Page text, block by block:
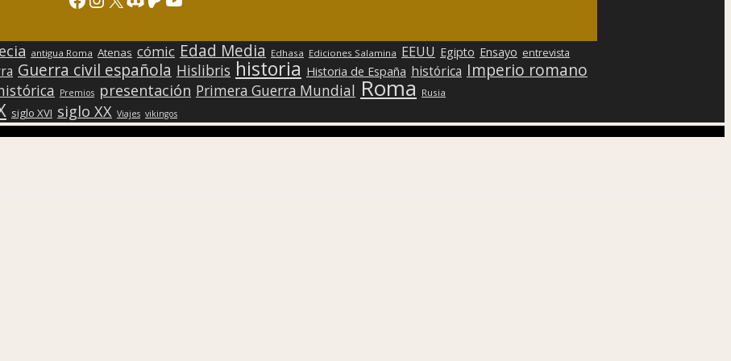
antigua Roma Atenas cómic Edad Media Edhasa Ediciones Salamina EEUU Egipto Ensayo entrevista
Guerra civil española Hislibris historia Historia de España histórica Imperio romano
Premios presentación Primera Guerra Mundial Roma Rusia
siglo XVI siglo XX Viajes vikingos